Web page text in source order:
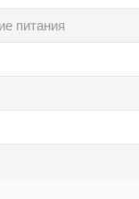
питания